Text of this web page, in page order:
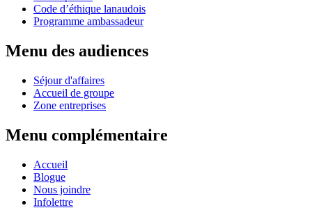
Code d’éthique lanaudois
Programme ambassadeur
Menu des audiences
Séjour d'affaires
Accueil de groupe
Zone entreprises
Menu complémentaire
Accueil
Blogue
Nous joindre
Infolettre